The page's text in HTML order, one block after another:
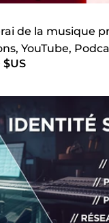
de la musique
YouTube,
$US